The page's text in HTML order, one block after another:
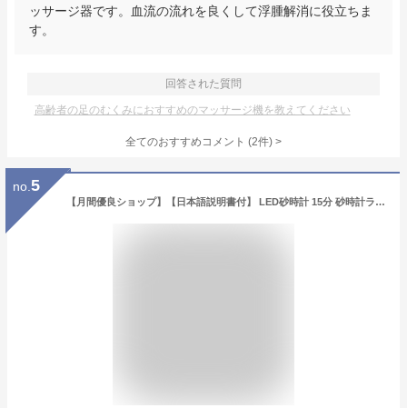
ッサージ器です。血流の流れを良くして浮腫解消に役立ちま
す。
回答された質問
高齢者の足のむくみにおすすめのマッサージ機を教えてください
全てのおすすめコメント (2件) >
no. 5
【月間優良ショップ】【日本語説明書付】 LED砂時計 15分 砂時計ライト 17色切替 砂時計 15分 誕生日プレゼント女性 人気 女性プレゼント 誕生日 プレゼント 癒しグッズ 男性 インテリア おしゃれ 記念日 30代 40代 50代 退職祝い インテリア雑貨